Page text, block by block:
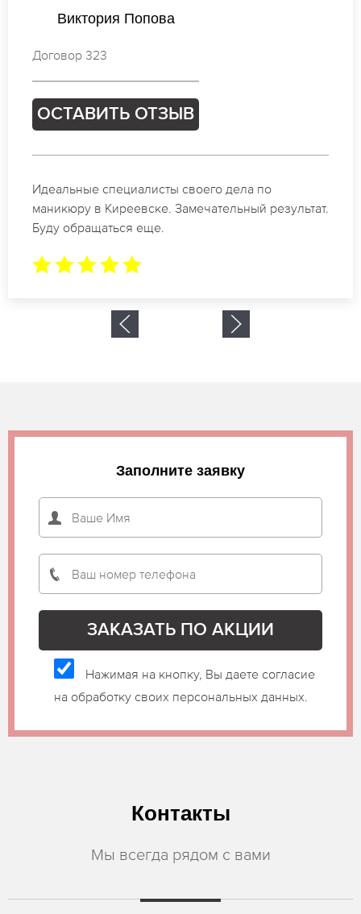
Екатерина Михайлова
Договор 077
ОСТАВИТЬ ОТЗЫВ
Спасибо огромное. Заказывала маникюр на день
рождение в Киреевске. За 1.5 часа все было
готово.
Заполните заявку
Нажимая на кнопку, Вы даете согласие
на обработку своих персональных данных.
Контакты
Мы всегда рядом с вами